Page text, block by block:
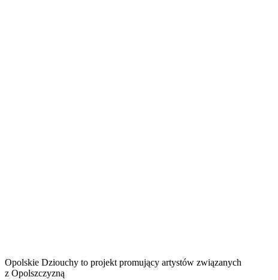
Opolskie Dziouchy to projekt promujący artystów związanych
z Opolszczyzną